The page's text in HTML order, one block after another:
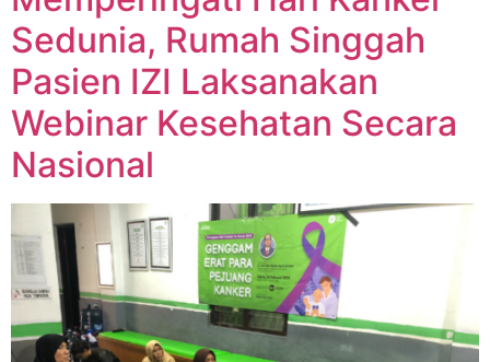
Sedunia, Rumah Singgah
Pasien IZI Laksanakan
Webinar Kesehatan Secara
Nasional